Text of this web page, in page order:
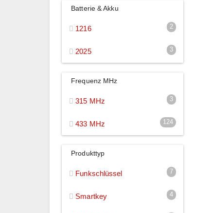
Batterie & Akku
2
1216
3
2025
Frequenz MHz
3
315 MHz
124
433 MHz
Produkttyp
7
Funkschlüssel
4
Smartkey